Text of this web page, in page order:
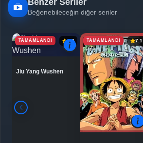
Beğenebileceğin diğer seriler
TAMAMLANDI 6.9
Jiu Yang Wushen
TAMAMLANDI 7.1